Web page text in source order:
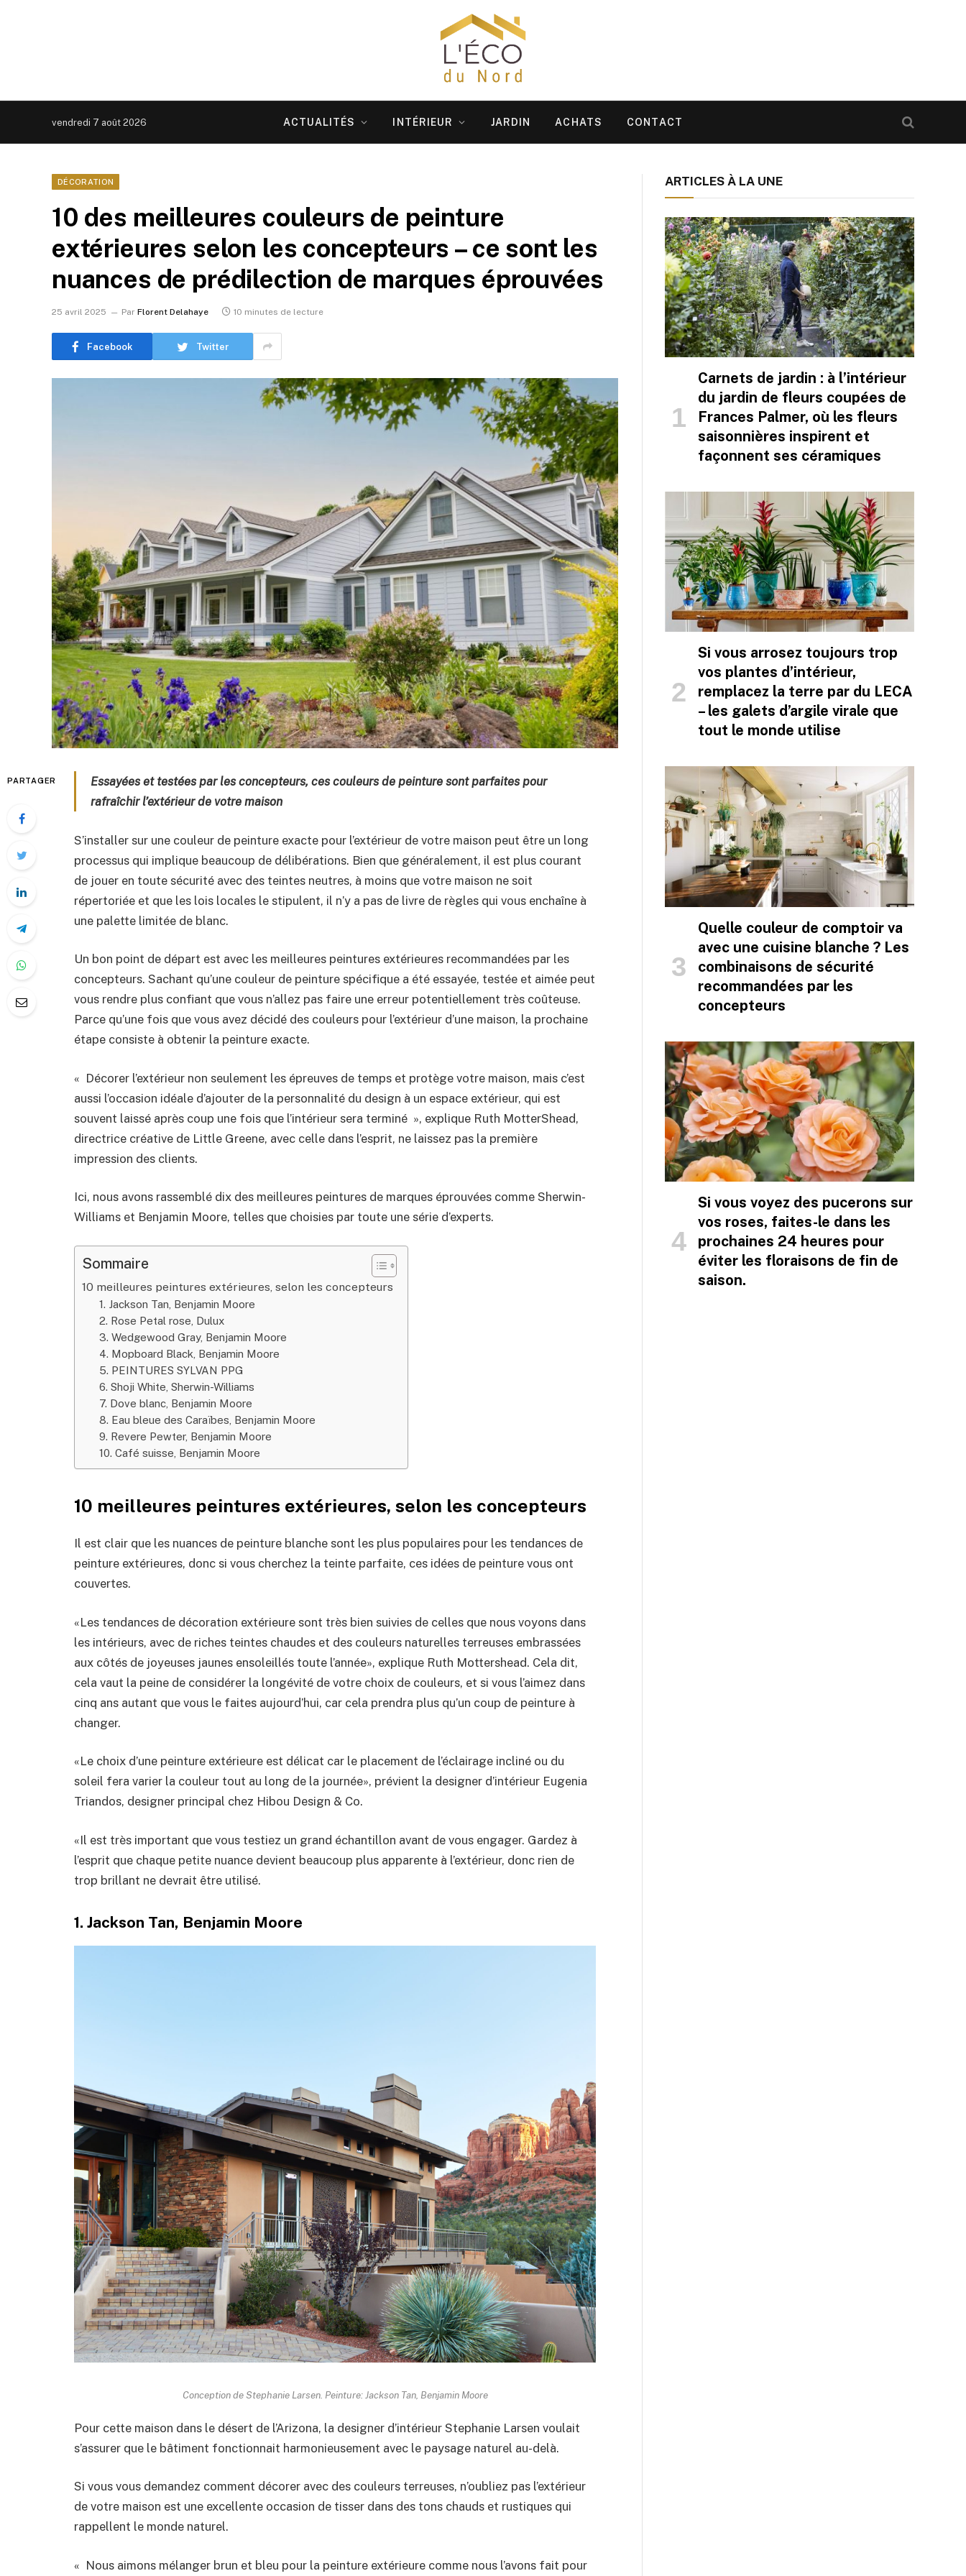
vendredi 7 août 2026 ACTUALITÉS INTÉRIEUR JARDIN ACHATS CONTACT
DÉCORATION
10 des meilleures couleurs de peinture
extérieures selon les concepteurs – ce sont les
nuances de prédilection de marques éprouvées
25 avril 2025 Par Florent Delahaye 10 minutes de lecture
Facebook Twitter
PARTAGER
Essayées et testées par les concepteurs, ces couleurs de peinture sont parfaites pour
rafraîchir l’extérieur de votre maison
S’installer sur une couleur de peinture exacte pour l’extérieur de votre maison peut être un long
processus qui implique beaucoup de délibérations. Bien que généralement, il est plus courant
de jouer en toute sécurité avec des teintes neutres, à moins que votre maison ne soit
répertoriée et que les lois locales le stipulent, il n’y a pas de livre de règles qui vous enchaîne à
une palette limitée de blanc.
Un bon point de départ est avec les meilleures peintures extérieures recommandées par les
concepteurs. Sachant qu’une couleur de peinture spécifique a été essayée, testée et aimée peut
vous rendre plus confiant que vous n’allez pas faire une erreur potentiellement très coûteuse.
Parce qu’une fois que vous avez décidé des couleurs pour l’extérieur d’une maison, la prochaine
étape consiste à obtenir la peinture exacte.
« Décorer l’extérieur non seulement les épreuves de temps et protège votre maison, mais c’est
aussi l’occasion idéale d’ajouter de la personnalité du design à un espace extérieur, qui est
souvent laissé après coup une fois que l’intérieur sera terminé », explique Ruth MotterShead,
directrice créative de Little Greene, avec celle dans l’esprit, ne laissez pas la première
impression des clients.
Ici, nous avons rassemblé dix des meilleures peintures de marques éprouvées comme Sherwin-
Williams et Benjamin Moore, telles que choisies par toute une série d’experts.
Sommaire
10 meilleures peintures extérieures, selon les concepteurs
1. Jackson Tan, Benjamin Moore
2. Rose Petal rose, Dulux
3. Wedgewood Gray, Benjamin Moore
4. Mopboard Black, Benjamin Moore
5. PEINTURES SYLVAN PPG
6. Shoji White, Sherwin-Williams
7. Dove blanc, Benjamin Moore
8. Eau bleue des Caraïbes, Benjamin Moore
9. Revere Pewter, Benjamin Moore
10. Café suisse, Benjamin Moore
10 meilleures peintures extérieures, selon les concepteurs
Il est clair que les nuances de peinture blanche sont les plus populaires pour les tendances de
peinture extérieures, donc si vous cherchez la teinte parfaite, ces idées de peinture vous ont
couvertes.
«Les tendances de décoration extérieure sont très bien suivies de celles que nous voyons dans
les intérieurs, avec de riches teintes chaudes et des couleurs naturelles terreuses embrassées
aux côtés de joyeuses jaunes ensoleillés toute l’année», explique Ruth Mottershead. Cela dit,
cela vaut la peine de considérer la longévité de votre choix de couleurs, et si vous l’aimez dans
cinq ans autant que vous le faites aujourd’hui, car cela prendra plus qu’un coup de peinture à
changer.
«Le choix d’une peinture extérieure est délicat car le placement de l’éclairage incliné ou du
soleil fera varier la couleur tout au long de la journée», prévient la designer d’intérieur Eugenia
Triandos, designer principal chez Hibou Design & Co.
«Il est très important que vous testiez un grand échantillon avant de vous engager. Gardez à
l’esprit que chaque petite nuance devient beaucoup plus apparente à l’extérieur, donc rien de
trop brillant ne devrait être utilisé.
1. Jackson Tan, Benjamin Moore
Conception de Stephanie Larsen. Peinture: Jackson Tan, Benjamin Moore
Pour cette maison dans le désert de l’Arizona, la designer d’intérieur Stephanie Larsen voulait
s’assurer que le bâtiment fonctionnait harmonieusement avec le paysage naturel au-delà.
Si vous vous demandez comment décorer avec des couleurs terreuses, n’oubliez pas l’extérieur
de votre maison est une excellente occasion de tisser dans des tons chauds et rustiques qui
rappellent le monde naturel.
« Nous aimons mélanger brun et bleu pour la peinture extérieure comme nous l’avons fait pour
ARTICLES À LA UNE
Carnets de jardin : à l’intérieur
du jardin de fleurs coupées de
Frances Palmer, où les fleurs
saisonnières inspirent et
façonnent ses céramiques
Si vous arrosez toujours trop
vos plantes d’intérieur,
remplacez la terre par du LECA
– les galets d’argile virale que
tout le monde utilise
Quelle couleur de comptoir va
avec une cuisine blanche ? Les
combinaisons de sécurité
recommandées par les
concepteurs
Si vous voyez des pucerons sur
vos roses, faites-le dans les
prochaines 24 heures pour
éviter les floraisons de fin de
saison.